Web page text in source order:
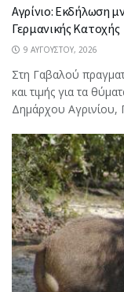
Αγρίνιο: Εκδήλωση
Γερμανικής Κατοχής
9 ΑΥΓΟΎΣΤΟΥ, 2026
Στη Γαβαλού
και τιμής για τα
Δημάρχου Αγρινίου,